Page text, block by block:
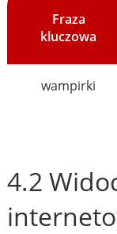
Fraza
kluczowa
wampirki
4.2